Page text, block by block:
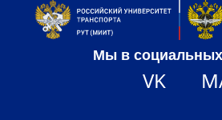
Мы в социальных
VK